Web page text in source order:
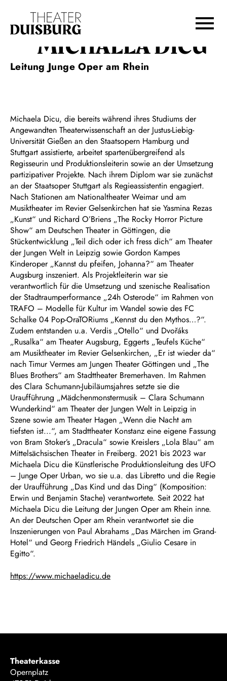
Zur Hauptnavigation springen
Zum Footer springen
MICHAELA DICU
Leitung Junge Oper am Rhein
Michaela Dicu, die bereits während ihres Studiums der
Angewandten Theaterwissenschaft an der Justus-Liebig-
Universität Gießen an den Staatsopern Hamburg und
Stuttgart assistierte, arbeitet spartenübergreifend als
Regisseurin und Produktionsleiterin sowie an der Umsetzung
partizipativer Projekte. Nach ihrem Diplom war sie zunächst
an der Staatsoper Stuttgart als Regieassistentin engagiert.
Nach Stationen am Nationaltheater Weimar und am
Musiktheater im Revier Gelsenkirchen hat sie Yasmina Rezas
„Kunst“ und Richard O’Briens „The Rocky Horror Picture
Show“ am Deutschen Theater in Göttingen, die
Stückentwicklung „Teil dich oder ich fress dich“ am Theater
der Jungen Welt in Leipzig sowie Gordon Kampes
Kinderoper „Kannst du pfeifen, Johanna?“ am Theater
Augsburg inszeniert. Als Projektleiterin war sie
verantwortlich für die Umsetzung und szenische Realisation
der Stadtraumperformance „24h Osterode“ im Rahmen von
TRAFO – Modelle für Kultur im Wandel sowie des FC
Schalke 04 Pop-OraTORiums „Kennst du den Mythos…?“.
Zudem entstanden u.a. Verdis „Otello“ und Dvořáks
„Rusalka“ am Theater Augsburg, Eggerts „Teufels Küche“
am Musiktheater im Revier Gelsenkirchen, „Er ist wieder da“
nach Timur Vermes am Jungen Theater Göttingen und „The
Blues Brothers“ am Stadttheater Bremerhaven. Im Rahmen
des Clara Schumann-Jubiläumsjahres setzte sie die
Uraufführung „Mädchenmonstermusik – Clara Schumann
Wunderkind“ am Theater der Jungen Welt in Leipzig in
Szene sowie am Theater Hagen „Wenn die Nacht am
tiefsten ist...“, am Stadttheater Konstanz eine eigene Fassung
von Bram Stoker’s „Dracula“ sowie Kreislers „Lola Blau“ am
Mittelsächsischen Theater in Freiberg. 2021 bis 2023 war
Michaela Dicu die Künstlerische Produktionsleitung des UFO
– Junge Oper Urban, wo sie u.a. das Libretto und die Regie
der Uraufführung „Das Kind und das Ding“ (Komposition:
Erwin und Benjamin Stache) verantwortete. Seit 2022 hat
Michaela Dicu die Leitung der Jungen Oper am Rhein inne.
An der Deutschen Oper am Rhein verantwortet sie die
Inszenierungen von Paul Abrahams „Das Märchen im Grand-
Hotel“ und Georg Friedrich Händels „Giulio Cesare in
Egitto“.
https://www.michaeladicu.de
Theaterkasse
Opernplatz